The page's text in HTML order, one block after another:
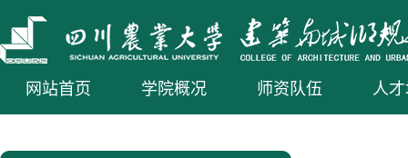
网站首页 学院概况 师资队伍 人